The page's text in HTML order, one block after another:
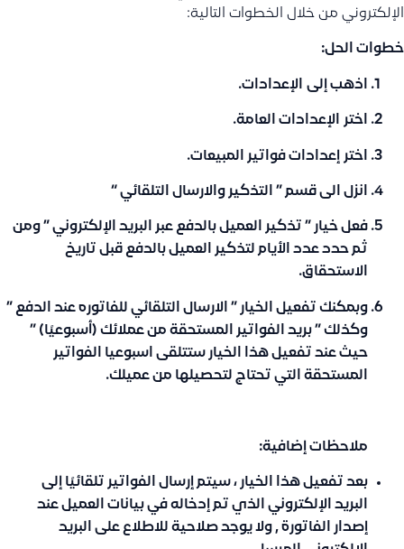
الإلكتروني من خلال الخطوات التالية:
خطوات الحل:
اذهب إلى الإعدادات.
اختر الإعدادات العامة.
اختر إعدادات فواتير المبيعات.
انزل الى قسم ” التذكير والارسال التلقائي “
فعل خيار ” تذكير العميل بالدفع عبر البريد الإلكتروني ” ومن
ثم حدد عدد الأيام لتذكير العميل بالدفع قبل تاريخ
الاستحقاق.
وبمكنك تفعيل الخيار ” الارسال التلقائي للفاتوره عند الدفع ”
وكذلك ” بريد الفواتير المستحقة من عملائك (أسبوعيًا) ”
حيث عند تفعيل هذا الخيار ستتلقى اسبوعيا الفواتير
المستحقة التي تحتاج لتحصيلها من عميلك.
ملاحظات إضافية:
بعد تفعيل هذا الخيار ، سيتم إرسال الفواتير تلقائيًا إلى
البريد الإلكتروني الذي تم إدخاله في بيانات العميل عند
إصدار الفاتورة , ولا يوجد صلاحية للاطلاع على البريد